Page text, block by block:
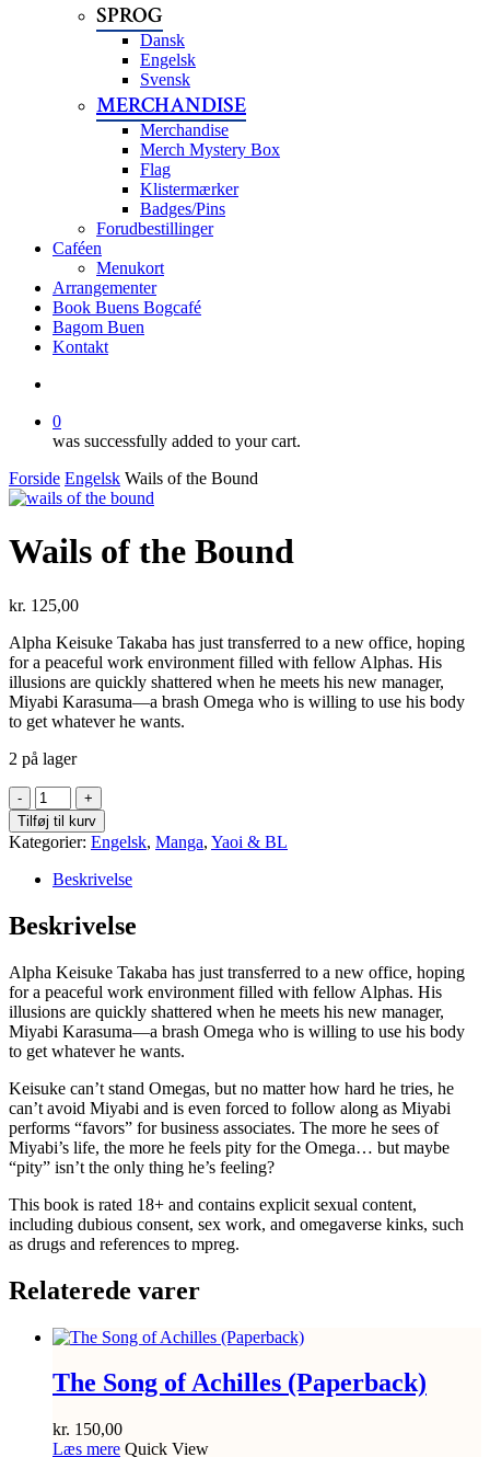
SPROG
Dansk
Engelsk
Svensk
MERCHANDISE
Merchandise
Merch Mystery Box
Flag
Klistermærker
Badges/Pins
Forudbestillinger
Caféen
Menukort
Arrangementer
Book Buens Bogcafé
Bagom Buen
Kontakt
0
was successfully added to your cart.
Forside Engelsk Wails of the Bound
Wails of the Bound
kr. 125,00
Alpha Keisuke Takaba has just transferred to a new office, hoping
for a peaceful work environment filled with fellow Alphas. His
illusions are quickly shattered when he meets his new manager,
Miyabi Karasuma—a brash Omega who is willing to use his body
to get whatever he wants.
2 på lager
Wails
of
the
Bound
antal
Tilføj til kurv
Kategorier: Engelsk, Manga, Yaoi & BL
Beskrivelse
Beskrivelse
Alpha Keisuke Takaba has just transferred to a new office, hoping
for a peaceful work environment filled with fellow Alphas. His
illusions are quickly shattered when he meets his new manager,
Miyabi Karasuma—a brash Omega who is willing to use his body
to get whatever he wants.
Keisuke can’t stand Omegas, but no matter how hard he tries, he
can’t avoid Miyabi and is even forced to follow along as Miyabi
performs “favors” for business associates. The more he sees of
Miyabi’s life, the more he feels pity for the Omega… but maybe
“pity” isn’t the only thing he’s feeling?
This book is rated 18+ and contains explicit sexual content,
including dubious consent, sex work, and omegaverse kinks, such
as drugs and references to mpreg.
Relaterede varer
The Song of Achilles (Paperback)
kr. 150,00
Læs mere Quick View